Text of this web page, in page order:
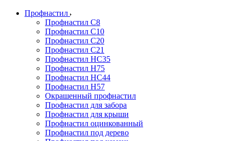
Профнастил
Профнастил С8
Профнастил С10
Профнастил С20
Профнастил С21
Профнастил НС35
Профнастил Н75
Профнастил HC44
Профнастил Н57
Окрашенный профнастил
Профнастил для забора
Профнастил для крыши
Профнастил оцинкованный
Профнастил под дерево